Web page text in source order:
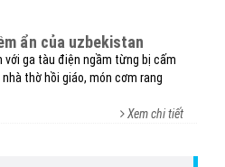
ẩn của uzbekistan
với ga tàu điện ngầm từng bị cấm
thờ hồi giáo, món cơm rang
Xem chi tiết